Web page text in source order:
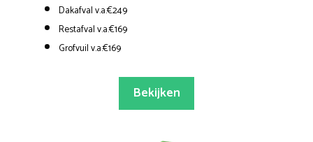
Dakafval v.a.€249
Restafval v.a.€169
Grofvuil v.a.€169
Bekijken